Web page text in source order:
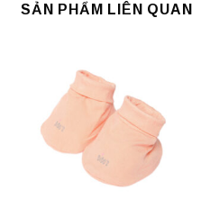
SẢN PHẨM LIÊN QUAN